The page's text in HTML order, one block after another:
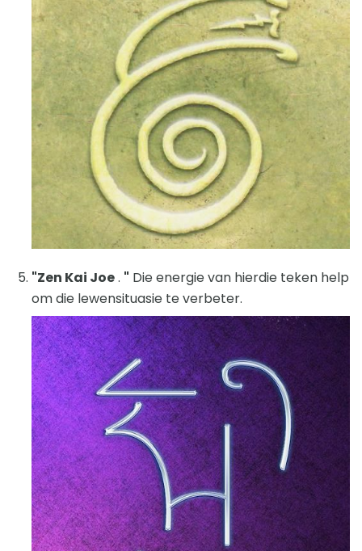
"Zen Kai Joe. " Die energie van hierdie teken help
om die lewensituasie te verbeter.